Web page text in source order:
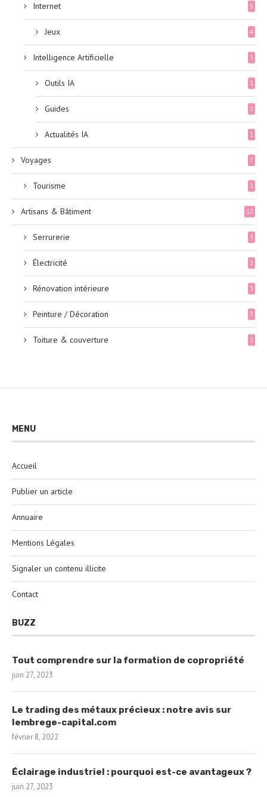
Internet 5
Jeux 4
Intelligence Artificielle 3
Outils IA 1
Guides 1
Actualités IA 1
Voyages 7
Tourisme 1
Artisans & Bâtiment 12
Serrurerie 3
Électricité 2
Rénovation intérieure 3
Peinture / Décoration 3
Toiture & couverture 1
MENU
Accueil
Publier un article
Annuaire
Mentions Légales
Signaler un contenu illicite
Contact
BUZZ
Tout comprendre sur la formation de copropriété
juin 27, 2023
Le trading des métaux précieux : notre avis sur
lembrege-capital.com
février 8, 2022
Éclairage industriel : pourquoi est-ce avantageux ?
juin 27, 2023